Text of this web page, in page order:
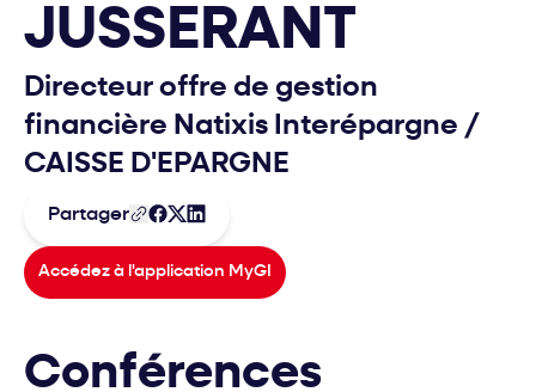
JUSSERANT
Directeur offre de gestion
financière Natixis Interépargne /
CAISSE D'EPARGNE
Partager
Accédez à l'application MyGI
Conférences